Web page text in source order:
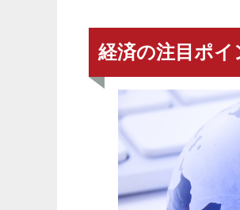
経済の注目ポイ